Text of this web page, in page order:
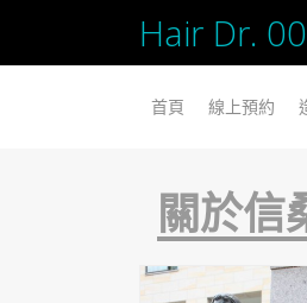
Hair Dr.
SKIP TO CONTENT
首頁 線上預約
關於信